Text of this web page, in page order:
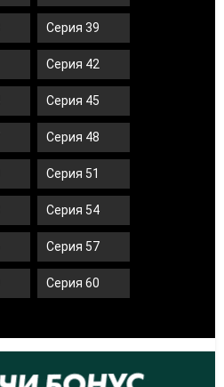
Серия 39
Серия 42
Серия 45
Серия 48
Серия 51
Серия 54
Серия 57
Серия 60